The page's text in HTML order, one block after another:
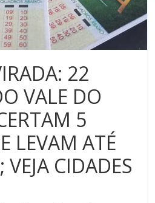
22
VALE DO
5
LEVAM ATÉ
CIDADES